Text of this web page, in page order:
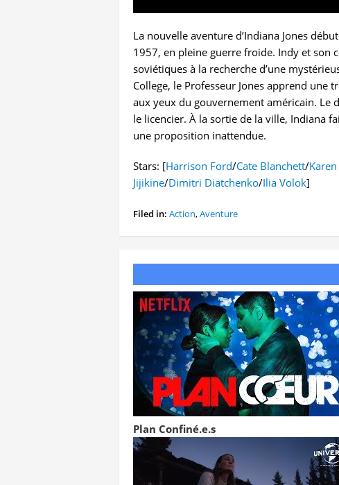
La nouvelle aventure d’Indiana Jones
1957, en pleine guerre froide. Indy et son
soviétiques à la recherche d’une
College, le Professeur Jones apprend une
aux yeux du gouvernement américain. Le
le licencier. À la sortie de la ville, Indiana
une proposition inattendue.
Stars: [Harrison Ford/Cate Blanchett/
Jijikine/Dimitri Diatchenko/Ilia Volok]
Filed in: Action,Aventure
Plan Confiné.e.s